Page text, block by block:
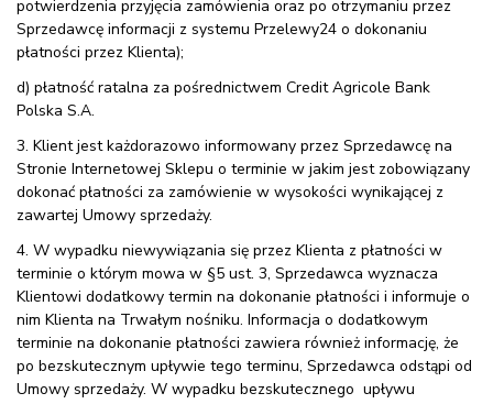
potwierdzenia przyjęcia zamówienia oraz po otrzymaniu przez
Sprzedawcę informacji z systemu Przelewy24 o dokonaniu
płatności przez Klienta);
d) płatność ratalna za pośrednictwem Credit Agricole Bank
Polska S.A.
3. Klient jest każdorazowo informowany przez Sprzedawcę na
Stronie Internetowej Sklepu o terminie w jakim jest zobowiązany
dokonać płatności za zamówienie w wysokości wynikającej z
zawartej Umowy sprzedaży.
4. W wypadku niewywiązania się przez Klienta z płatności w
terminie o którym mowa w §5 ust. 3, Sprzedawca wyznacza
Klientowi dodatkowy termin na dokonanie płatności i informuje o
nim Klienta na Trwałym nośniku. Informacja o dodatkowym
terminie na dokonanie płatności zawiera również informację, że
po bezskutecznym upływie tego terminu, Sprzedawca odstąpi od
Umowy sprzedaży. W wypadku bezskutecznego upływu